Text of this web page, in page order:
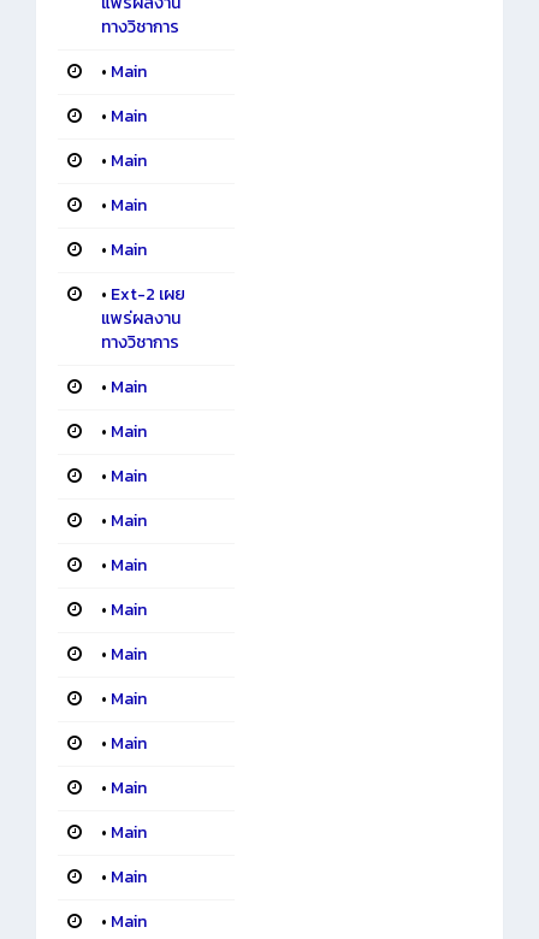
ทางวิชาการ
• Main
• Main
• Main
• Main
• Main
• Ext-2 เผย
แพร่ผลงาน
ทางวิชาการ
• Main
• Main
• Main
• Main
• Main
• Main
• Main
• Main
• Main
• Main
• Main
• Main
• Main